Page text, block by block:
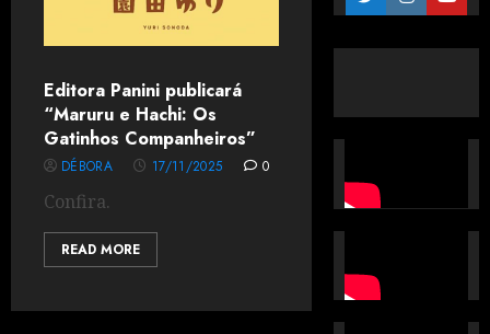
Editora Panini publicará
“Maruru e Hachi: Os
Gatinhos Companheiros”
DÉBORA 17/11/2025 0
Confira.
READ MORE